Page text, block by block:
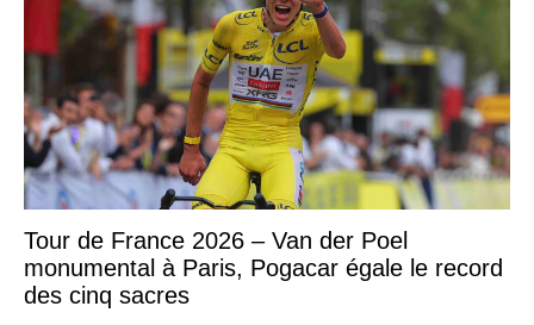
Tour de France 2026 – Van der Poel
monumental à Paris, Pogacar égale le record
des cinq sacres